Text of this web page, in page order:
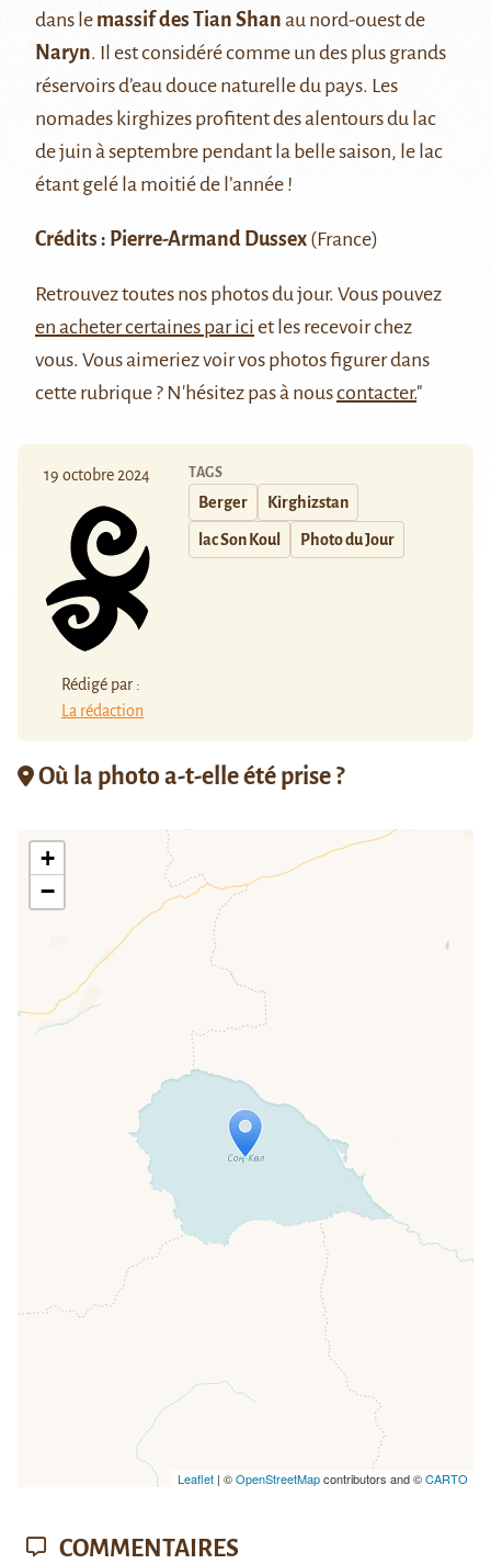
dans le massif des Tian Shan au nord-ouest de
Naryn. Il est considéré comme un des plus grands
réservoirs d’eau douce naturelle du pays. Les
nomades kirghizes profitent des alentours du lac
de juin à septembre pendant la belle saison, le lac
étant gelé la moitié de l’année !
Crédits : Pierre-Armand Dussex (France)
Retrouveztoutes nos photos du jour. Vous pouvez
en acheter certaines par ici et les recevoir chez
vous. Vous aimeriez voir vos photos figurer dans
cette rubrique ? N'hésitez pas à nouscontacter."
19 octobre 2024
Rédigé par :
La rédaction
TAGS
Berger Kirghizstan
lac Son Koul Photo du Jour
Où la photo a-t-elle été prise ?
Travelers' Map is loading...
If you see this after your page is
loaded completely, leafletJS files are
+
−
Leaflet| ©OpenStreetMapcontributors and ©CARTO
COMMENTAIRES